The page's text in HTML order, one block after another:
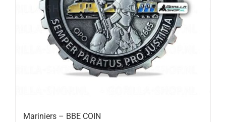
Mariniers – BBE COIN